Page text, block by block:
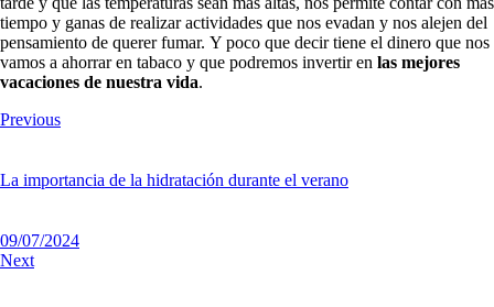
tiempo y ganas de realizar actividades que nos evadan y nos alejen del
pensamiento de querer fumar. Y poco que decir tiene el dinero que nos
vamos a ahorrar en tabaco y que podremos invertir en las mejores
vacaciones de nuestra vida.
Previous
La importancia de la hidratación durante el verano
09/07/2024
Next